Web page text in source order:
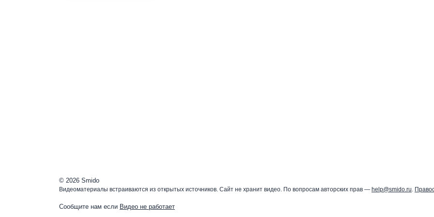
© 2026 Smido
Видеоматериалы встраиваются из открытых источников. Сайт не хранит видео. По вопросам авторских прав — help@smido.ru.
Сообщите нам если Видео не работает